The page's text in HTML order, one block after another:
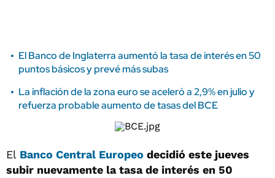
El Banco de Inglaterra aumentó la tasa de interés en 50
puntos básicos y prevé más subas
La inflación de la zona euro se aceleró a 2,9% en julio y
refuerza probable aumento de tasas del BCE
El Banco Central Europeo decidió este jueves
subir nuevamente la tasa de interés en 50